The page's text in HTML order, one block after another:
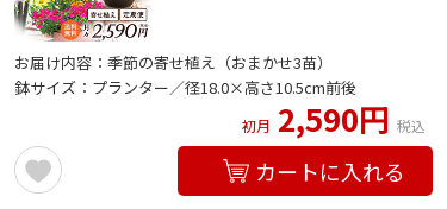
お届け内容：季節の寄せ植え（おまかせ3苗）
鉢サイズ：プランター／径18.0×高さ10.5cm前後
初月 2,590円 税込
カートに入れる